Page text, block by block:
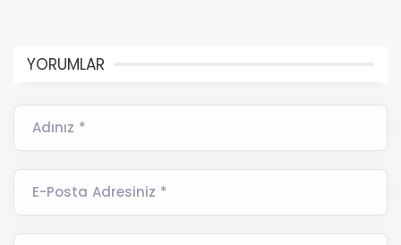
YORUMLAR
Adınız *
E-Posta Adresiniz *